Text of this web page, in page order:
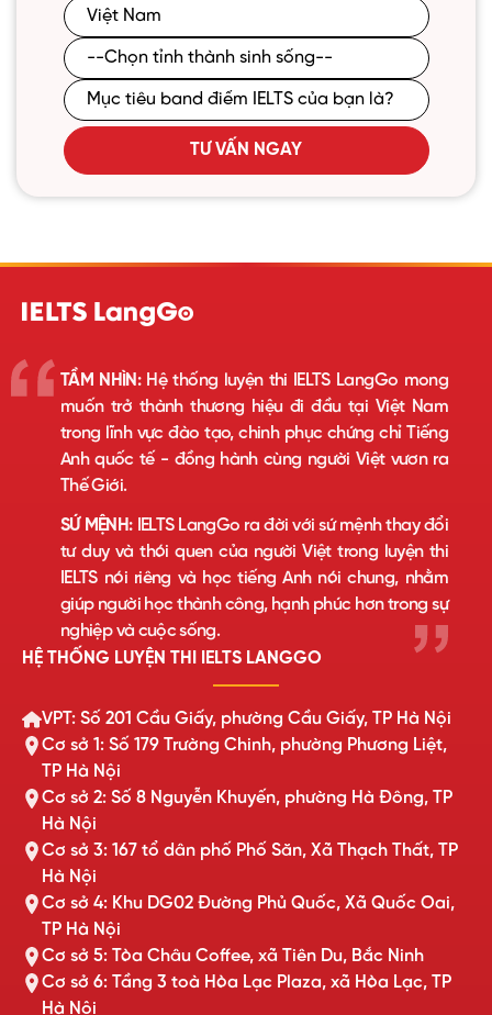
TƯ VẤN NGAY
TẦM NHÌN:Hệ thống luyện thi IELTS LangGo mong
muốn trở thành thương hiệu đi đầu tại Việt Nam
trong lĩnh vực đào tạo, chinh phục chứng chỉ Tiếng
Anh quốc tế - đồng hành cùng người Việt vươn ra
Thế Giới.
SỨ MỆNH:IELTS LangGo ra đời với sứ mệnh thay đổi
tư duy và thói quen của người Việt trong luyện thi
IELTS nói riêng và học tiếng Anh nói chung, nhằm
giúp người học thành công, hạnh phúc hơn trong sự
nghiệp và cuộc sống.
HỆ THỐNG LUYỆN THI IELTS LANGGO
VPT: Số 201 Cầu Giấy, phường Cầu Giấy, TP Hà Nội
Cơ sở 1: Số 179 Trường Chinh, phường Phương Liệt,
TP Hà Nội
Cơ sở 2: Số 8 Nguyễn Khuyến, phường Hà Đông, TP
Hà Nội
Cơ sở 3: 167 tổ dân phố Phố Săn, Xã Thạch Thất, TP
Hà Nội
Cơ sở 4: Khu DG02 Đường Phủ Quốc, Xã Quốc Oai,
TP Hà Nội
Cơ sở 5: Tòa Châu Coffee, xã Tiên Du, Bắc Ninh
Cơ sở 6: Tầng 3 toà Hòa Lạc Plaza, xã Hòa Lạc, TP
Hà Nội